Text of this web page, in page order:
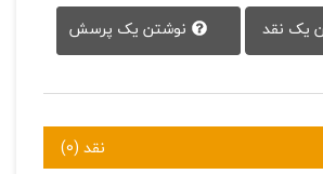
نوشتن یک پرسش
نقد (0)